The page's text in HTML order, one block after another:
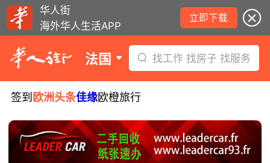
华人街
海外华人生活APP
立即下载
法国 找工作 找房子 找服务
签到 欧洲头条佳缘欧橙旅行